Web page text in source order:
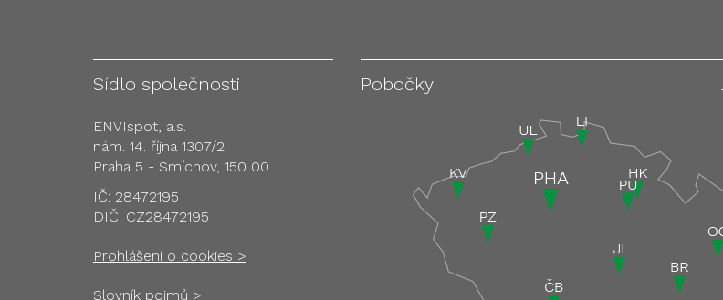
Sídlo společnosti
ENVIspot, a.s.
nám. 14. října 1307/2
Praha 5 - Smíchov, 150 00
IČ: 28472195
DIČ: CZ28472195
Prohlášení o cookies >
Slovník pojmů >
Pobočky